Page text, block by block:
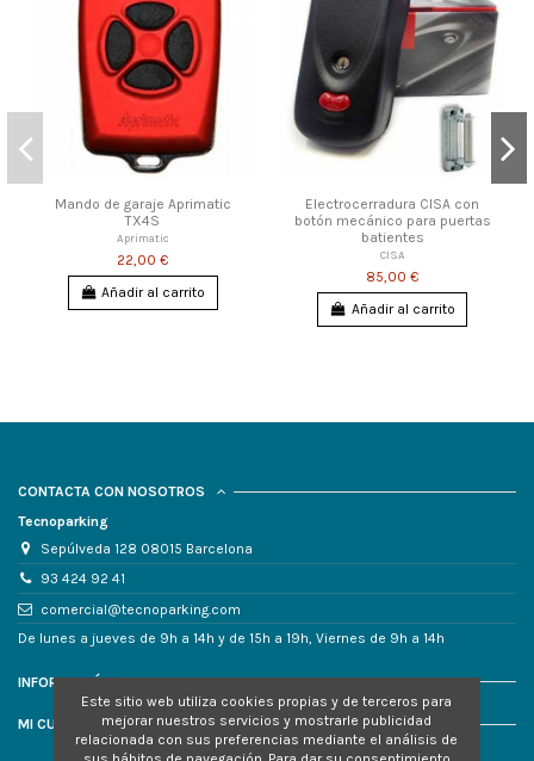
Mando de garaje Aprimatic
TX4S
Aprimatic
22,00 €
Añadir al carrito
Electrocerradura CISA con
botón mecánico para puertas
batientes
CISA
85,00 €
Añadir al carrito
CONTACTA CON NOSOTROS
Tecnoparking
Sepúlveda 128 08015 Barcelona
93 424 92 41
comercial@tecnoparking.com
De lunes a jueves de 9h a 14h y de 15h a 19h, Viernes de 9h a 14h
INFORMACIÓN
MI CUENTA
Este sitio web utiliza cookies propias y de terceros para
mejorar nuestros servicios y mostrarle publicidad
relacionada con sus preferencias mediante el análisis de